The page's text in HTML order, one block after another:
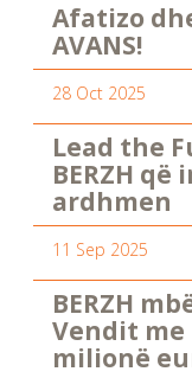
Afatizo
AVANS!
28 Oct 2025
Lead the
BERZH
ardhmen
11 Sep 2025
BERZH
Vendit
milionë